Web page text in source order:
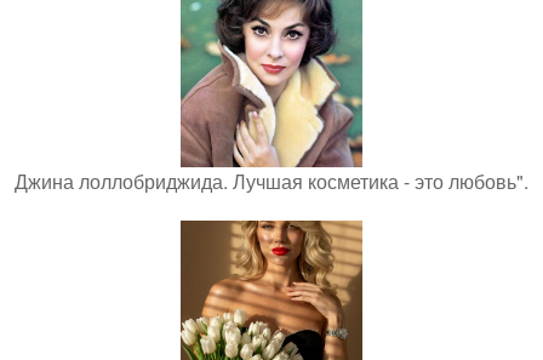
Джина лоллобриджида. Лучшая косметика - это любовь".